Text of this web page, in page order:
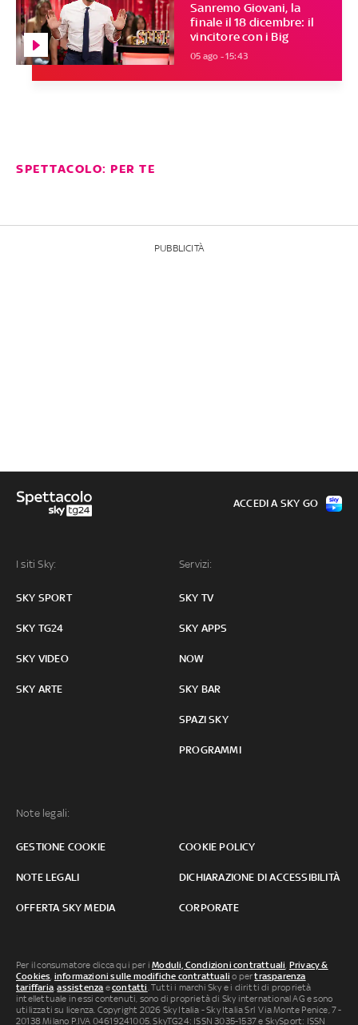
Sanremo Giovani, la
finale il 18 dicembre: il
vincitore con i Big
05 ago - 15:43
SPETTACOLO: PER TE
PUBBLICITÀ
I siti Sky:
SKY SPORT
SKY TG24
SKY VIDEO
SKY ARTE
Servizi:
SKY TV
SKY APPS
NOW
SKY BAR
SPAZI SKY
PROGRAMMI
Note legali:
GESTIONE COOKIE COOKIE POLICY
NOTE LEGALI DICHIARAZIONE DI ACCESSIBILITÀ
OFFERTA SKY MEDIA CORPORATE
ACCEDI A SKY GO
Per il consumatore clicca qui per iModuli, Condizioni contrattuali, Privacy &
Cookies, informazioni sulle modifiche contrattuali o pertrasparenza
tariffaria,assistenza econtatti. Tutti i marchi Sky e i diritti di proprietà
intellettuale in essi contenuti, sono di proprietà di Sky international AG e sono
utilizzati su licenza. Copyright 2026 Sky Italia - Sky Italia Srl Via Monte Penice, 7 -
20138 Milano P.IVA 04619241005. SkyTG24: ISSN 3035-1537 e SkySport: ISSN